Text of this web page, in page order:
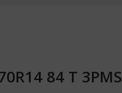
84 T